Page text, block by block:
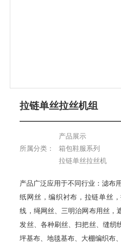
拉链单丝拉丝机组
所属分类：
产品展示
箱包鞋服系列
拉链单丝拉丝机
产品广泛应用于不同行业：滤布
纸网丝，编织衬布，拉链单丝
线，绳网丝、三明治网布用丝，
发丝、各种刷丝、扫把丝、缝纫
坪基布、地毯基布、大棚编织布